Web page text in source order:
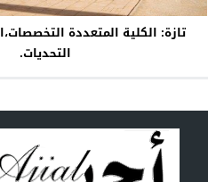
تازة: الكلية المتعددة
التحديات.